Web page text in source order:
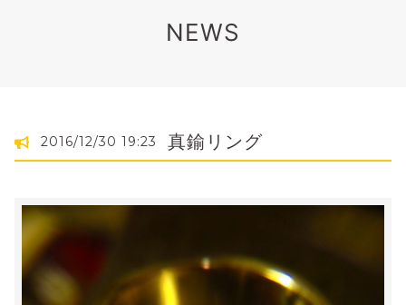
NEWS
2016/12/30 19:23 真鍮リング